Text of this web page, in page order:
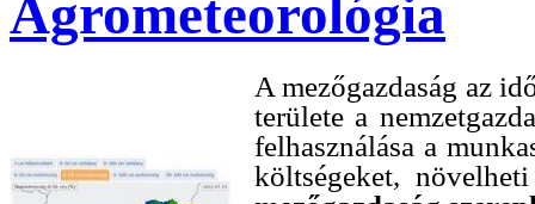
Agrometeorológia
A mezőgazdaság az
területe a
felhasználása a
költségeket,